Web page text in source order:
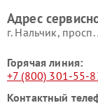
Miele
Адрес
г. Нальчик,
Горячая линия:
+7 (800) 301-55-
Контактный